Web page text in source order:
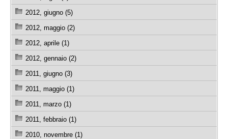
2012, giugno (5)
2012, maggio (2)
2012, aprile (1)
2012, gennaio (2)
2011, giugno (3)
2011, maggio (1)
2011, marzo (1)
2011, febbraio (1)
2010, novembre (1)